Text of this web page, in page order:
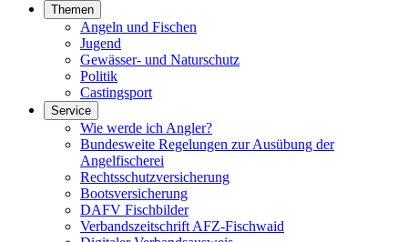
Themen
Angeln und Fischen
Jugend
Gewässer- und Naturschutz
Politik
Castingsport
Service
Wie werde ich Angler?
Bundesweite Regelungen zur Ausübung der
Angelfischerei
Rechtsschutzversicherung
Bootsversicherung
DAFV Fischbilder
Verbandszeitschrift AFZ-Fischwaid